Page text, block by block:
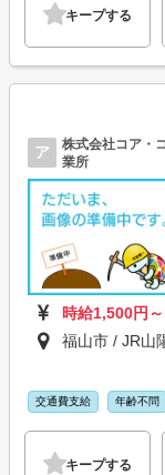
キープする
ア
株式会社コア・
業所
時給1,500円～
福山市 / JR山
交通費支給 年齢不問
キープする